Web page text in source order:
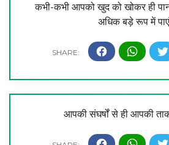
कभी-कभी आपको खुद को खोकर ही
अधिक बड़े रूप में
आपकी संघर्षों से ही आपकी